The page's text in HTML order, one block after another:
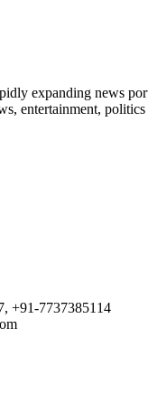
expanding news
entertainment,
+91-7737385114